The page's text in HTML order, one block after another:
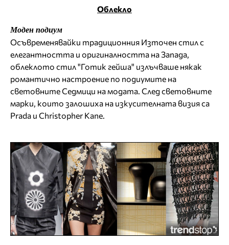
Облекло
Моден подиум
Осъвременявайки традиционния Източен стил с
елегантността и оригиналността на Запада,
облеклото стил "Готик гейша" излъчваше някак
романтично настроение по подиумите на
световните Седмици на модата. След световните
марки, които залошиха на изкусителната визия са
Prada и Christopher Kane.